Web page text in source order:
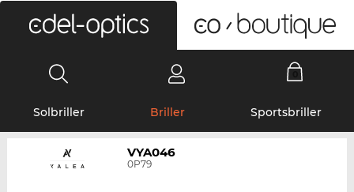
Solbriller Briller Sportsbriller
VYA046
0P79